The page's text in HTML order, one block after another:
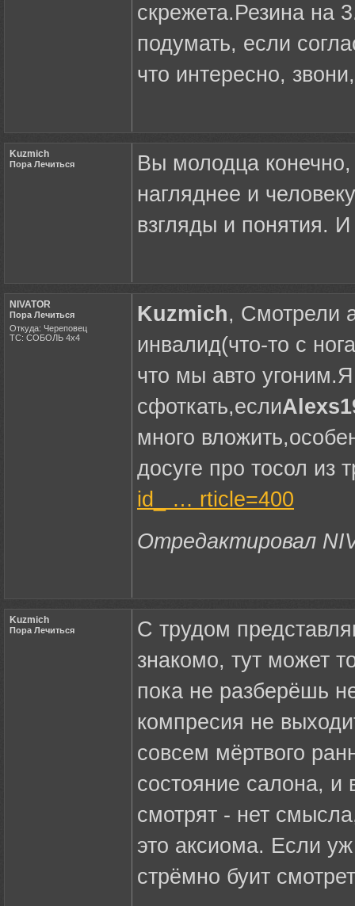
скрежета.Резина на
подумать, если
что интересно,
Kuzmich
Пора Лечиться
Вы молодца
нагляднее и
взгляды и понятия.
NIVATOR
Пора Лечиться
Откуда: Череповец
ТС: СОБОЛЬ 4х4
Kuzmich, Смотрели
инвалид(что-то с
что мы авто
сфоткать,если
много
досуге про тосол из
id_ … rticle=400
Отредактировал
Kuzmich
Пора Лечиться
С трудом
знакомо, тут может
пока не разберёшь
компресия не
совсем мёртвого
состояние салона,
смотрят - нет
это аксиома. Если
стрёмно буит